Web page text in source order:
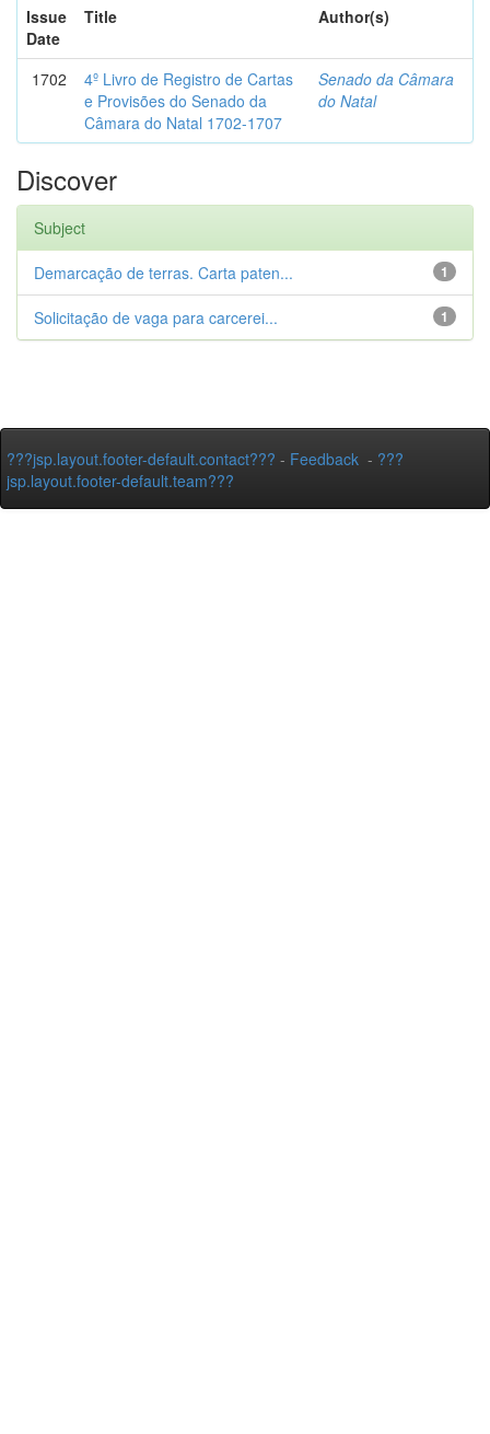
Issue
Date
Title Author(s)
1702
4º Livro de Registro de Cartas
e Provisões do Senado da
Câmara do Natal 1702-1707
Senado da Câmara
do Natal
Discover
Subject
1
Demarcação de terras. Carta paten...
1
Solicitação de vaga para carcerei...
???jsp.layout.footer-default.contact??? - Feedback - ???
jsp.layout.footer-default.team???